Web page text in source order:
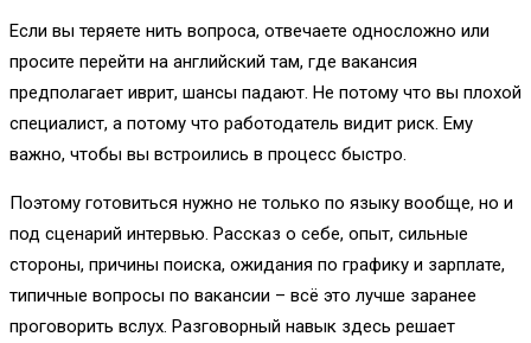
Если вы теряете нить вопроса, отвечаете односложно или
просите перейти на английский там, где вакансия
предполагает иврит, шансы падают. Не потому что вы плохой
специалист, а потому что работодатель видит риск. Ему
важно, чтобы вы встроились в процесс быстро.
Поэтому готовиться нужно не только по языку вообще, но и
под сценарий интервью. Рассказ о себе, опыт, сильные
стороны, причины поиска, ожидания по графику и зарплате,
типичные вопросы по вакансии – всё это лучше заранее
проговорить вслух. Разговорный навык здесь решает